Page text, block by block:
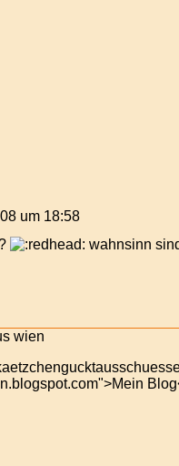
um 18:58
wahnsinn
wien